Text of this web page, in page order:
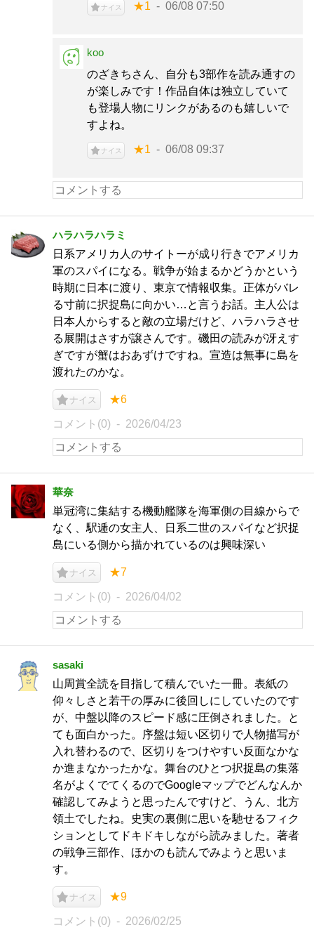
ナイス ★1 06/08 07:50
koo
のざきちさん、自分も3部作を読み通すの
が楽しみです！作品自体は独立していて
も登場人物にリンクがあるのも嬉しいで
すよね。
ナイス ★1 06/08 09:37
ハラハラハラミ
日系アメリカ人のサイトーが成り行きでアメリカ
軍のスパイになる。戦争が始まるかどうかという
時期に日本に渡り、東京で情報収集。正体がバレ
る寸前に択捉島に向かい…と言うお話。主人公は
日本人からすると敵の立場だけど、ハラハラさせ
る展開はさすが譲さんです。磯田の読みが冴えす
ぎですが蟹はおあずけですね。宣造は無事に島を
渡れたのかな。
ナイス ★6
コメント(0) 2026/04/23
華奈
単冠湾に集結する機動艦隊を海軍側の目線からで
なく、駅逓の女主人、日系二世のスパイなど択捉
島にいる側から描かれているのは興味深い
ナイス ★7
コメント(0) 2026/04/02
sasaki
山周賞全読を目指して積んでいた一冊。表紙の
仰々しさと若干の厚みに後回しにしていたのです
が、中盤以降のスピード感に圧倒されました。と
ても面白かった。序盤は短い区切りで人物描写が
入れ替わるので、区切りをつけやすい反面なかな
か進まなかったかな。舞台のひとつ択捉島の集落
名がよくでてくるのでGoogleマップでどんなんか
確認してみようと思ったんですけど、うん、北方
領土でしたね。史実の裏側に思いを馳せるフィク
ションとしてドキドキしながら読みました。著者
の戦争三部作、ほかのも読んでみようと思いま
す。
ナイス ★9
コメント(0) 2026/02/25